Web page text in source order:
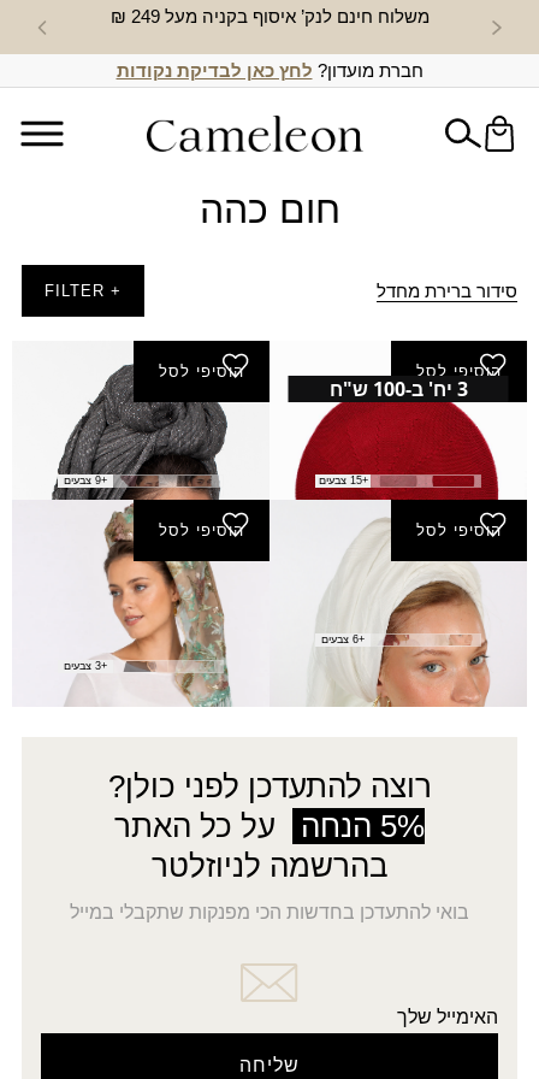
משלוח חינם לנק’ איסוף בקניה מעל 249 ₪ חדש
חברת מועדון? לחץ כאן לבדיקת נקודות
חום כהה
סידור ברירת מחדל + FILTER
3 יח' ב-100 ש"ח
הוסיפי לסל
ברט חלק
₪ 35.00
+15 צבעים
הוסיפי לסל
צעיף אלי
₪40.00
+9 צבעים
הוסיפי לסל
מטפחת ערמון (מרובעת)
60.00
+6 צבעים
הוסיפי לסל
סימפוניה בסיס פתוח
ש.ארוך
₪45.00
+3 צבעים
רוצה להתעדכן לפני כולן?
5% הנחה
על כל האתר
בהרשמה לניוזלטר
בואי להתעדכן בחדשות הכי מפנקות שתקבלי במייל
האימייל שלך